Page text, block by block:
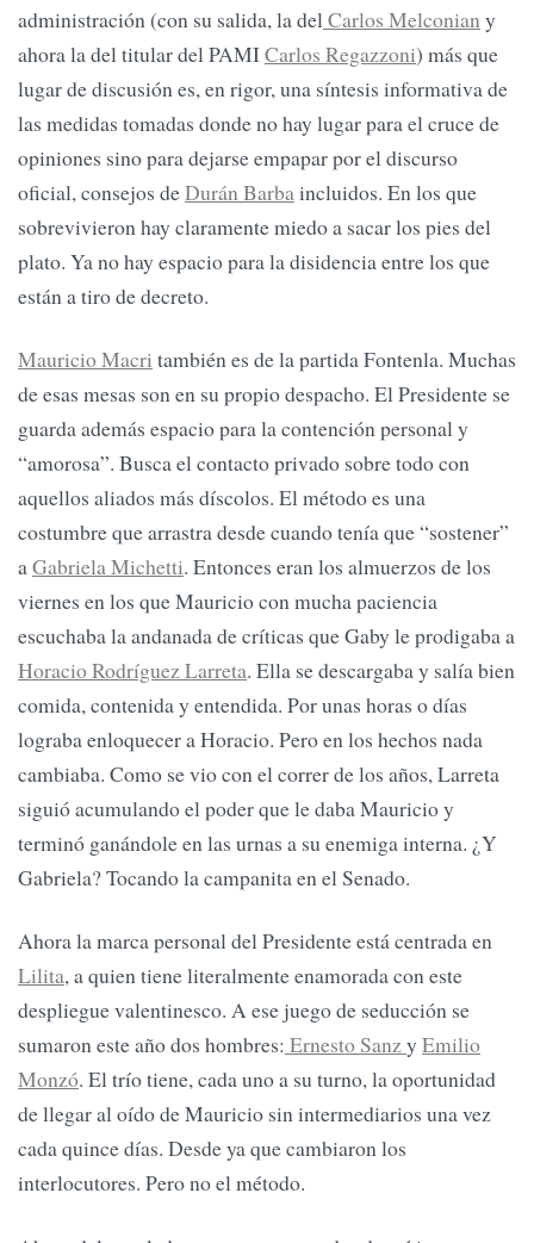
administración (con su salida, la delCarlos Melconian y
ahora la del titular del PAMICarlos Regazzoni) más que
lugar de discusión es, en rigor, una síntesis informativa de
las medidas tomadas donde no hay lugar para el cruce de
opiniones sino para dejarse empapar por el discurso
oficial, consejos deDurán Barbaincluidos. En los que
sobrevivieron hay claramente miedo a sacar los pies del
plato. Ya no hay espacio para la disidencia entre los que
están a tiro de decreto.
Mauricio Macri también es de la partida Fontenla. Muchas
de esas mesas son en su propio despacho. El Presidente se
guarda además espacio para la contención personal y
“amorosa”. Busca el contacto privado sobre todo con
aquellos aliados más díscolos. El método es una
costumbre que arrastra desde cuando tenía que “sostener”
aGabriela Michetti. Entonces eran los almuerzos de los
viernes en los que Mauricio con mucha paciencia
escuchaba la andanada de críticas que Gaby le prodigaba a
Horacio Rodríguez Larreta. Ella se descargaba y salía bien
comida, contenida y entendida. Por unas horas o días
lograba enloquecer a Horacio. Pero en los hechos nada
cambiaba. Como se vio con el correr de los años, Larreta
siguió acumulando el poder que le daba Mauricio y
terminó ganándole en las urnas a su enemiga interna. ¿Y
Gabriela? Tocando la campanita en el Senado.
Ahora la marca personal del Presidente está centrada en
Lilita, a quien tiene literalmente enamorada con este
despliegue valentinesco. A ese juego de seducción se
sumaron este año dos hombres: Ernesto Sanzy Emilio
Monzó. El trío tiene, cada uno a su turno, la oportunidad
de llegar al oído de Mauricio sin intermediarios una vez
cada quince días. Desde ya que cambiaron los
interlocutores. Pero no el método.